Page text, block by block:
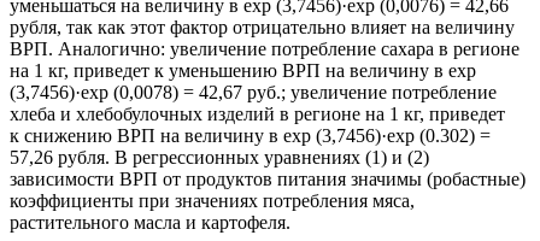
уменьшаться на величину в exp (3,7456)·exp (0,0076) = 42,66
рубля, так как этот фактор отрицательно влияет на величину
ВРП. Аналогично: увеличение потребление сахара в регионе
на 1 кг, приведет к уменьшению ВРП на величину в exp
(3,7456)·exp (0,0078) = 42,67 руб.; увеличение потребление
хлеба и хлебобулочных изделий в регионе на 1 кг, приведет
к снижению ВРП на величину в exp (3,7456)·exp (0.302) =
57,26 рубля. В регрессионных уравнениях (1) и (2)
зависимости ВРП от продуктов питания значимы (робастные)
коэффициенты при значениях потребления мяса,
растительного масла и картофеля.